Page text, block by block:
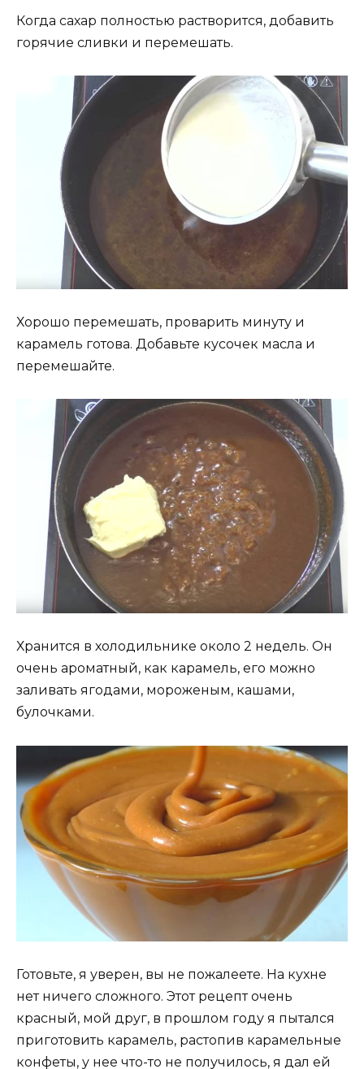
Когда сахар полностью растворится, добавить
горячие сливки и перемешать.
Хорошо перемешать, проварить минуту и ​​
карамель готова. Добавьте кусочек масла и
перемешайте.
Хранится в холодильнике около 2 недель. Он
очень ароматный, как карамель, его можно
заливать ягодами, мороженым, кашами,
булочками.
Готовьте, я уверен, вы не пожалеете. На кухне
нет ничего сложного. Этот рецепт очень
красный, мой друг, в прошлом году я пытался
приготовить карамель, растопив карамельные
конфеты, у нее что-то не получилось, я дал ей